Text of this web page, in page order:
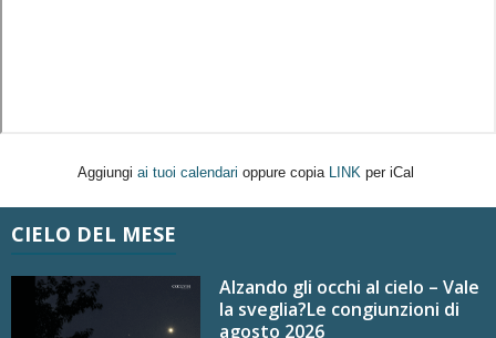
Aggiungi ai tuoi calendari oppure copia LINK per iCal
CIELO DEL MESE
Alzando gli occhi al cielo – Vale
la sveglia?Le congiunzioni di
agosto 2026